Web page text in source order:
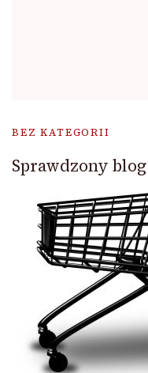
BEZ KATEGORII
Sprawdzony blog